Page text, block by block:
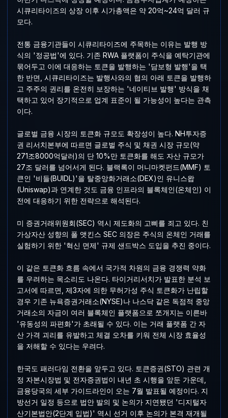
시큐리타이즈의 상장 이후 시가총액은 약 20억~24억 달러 규
모다.
전통 금융기관들이 시큐리타이즈에 주목하는 이유는 발행 방
식의 '정공법'에 있다. 기존 RWA 플랫폼이 주식을 예탁기관에
묶어두고 이에 대응하는 토큰을 발행하는 '담보형 발행'을 택
한 반면, 시큐리타이즈는 발행사와의 협의 아래 토큰을 발행하
고 주주의 권리를 온전히 보장하는 '네이티브 발행' 방식을 채
택하고 있어 장기적으로 업계 표준이 될 가능성이 높다는 관측
이다.
글로벌 금융 시장의 토큰화 규모도 확장성이 높다. NH투자증
권 리서치본부에 따르면 글로벌 주식 및 채권 시장 규모(약
271조8000억달러)의 단 10%만 토큰화를 해도 자산 규모가
27조 달러를 넘어서게 된다. 블랙록이 머니마켓펀드(MMF) 토
큰인 '비들(BUIDL)'을 탈중앙화거래소(DEX)인 유니스왑
(Uniswap)과 연계한 것도 금융 인프라의 블록체인(온체인) 이
전에 대응하기 위한 전략으로 해석된다.
미 증권거래위원회(SEC) 역시 제도화의 고삐를 죄고 있다. 친
가상자산 성향의 폴 앳킨스 SEC 의장은 주식의 온체인 거래를
실험하기 위한 '혁신 면제' 규제 샌드박스 도입을 추진 중이다.
이 같은 토큰화 흐름 속에서 국가적 차원의 금융 경쟁력 약화
를 우려하는 목소리도 나온다. 타이거리서치가 발표한 분석 보
고서에 따르면, 제3자에 의한 무허가성 주식 토큰화가 난립할
경우 기존 뉴욕증권거래소(NYSE)나 나스닥 같은 독점적 중앙
거래소의 자금이 여러 블록체인 플랫폼으로 쪼개지는 이른바
'유동성의 파편화'가 초래될 수 있다. 이는 거래 플랫폼 간 자
산 가격 괴리를 유발하고 체결 오차를 키워 전체 시장 효율성
을 저해할 수 있다는 우려다.
한국도 패러다임 전환을 앞두고 있다. 토큰증권(STO) 관련 개
정 자본시장법 및 전자증권법이 내년 초 시행을 앞둔 가운데,
금융당국의 세부 가이드라인이 오는 7월 발표될 예정이다. 지
방선거 일정 등으로 법안 발의 및 논의가 지연됐던 '디지털자
산기본법안(2단계 입법)' 역시 선거 이후 논의가 본격 재개될